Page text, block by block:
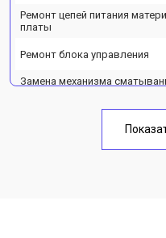
Ремонт цепей питания
платы
Ремонт блока управления
Замена механизма